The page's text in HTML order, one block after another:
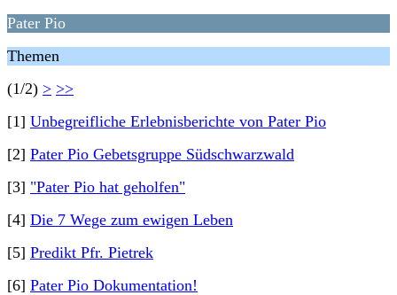
Pater Pio
Themen
(1/2) > >>
[1] Unbegreifliche Erlebnisberichte von Pater Pio
[2] Pater Pio Gebetsgruppe Südschwarzwald
[3] "Pater Pio hat geholfen"
[4] Die 7 Wege zum ewigen Leben
[5] Predikt Pfr. Pietrek
[6] Pater Pio Dokumentation!